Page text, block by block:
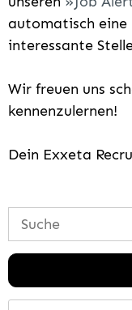
automatisch eine
interessante
Wir freuen uns
kennenzulernen!
Dein Exxeta